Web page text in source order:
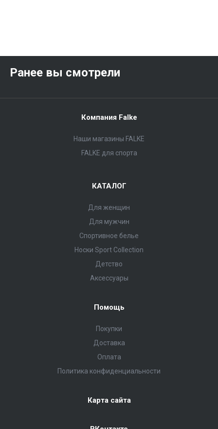
Ранее вы смотрели
Компания Falke
Наши магазины FALKE
FALKE для спорта
КАТАЛОГ
Для женщин
Для мужчин
Спортивное белье
Носки Sport Collection
Детство
Аксессуары
Помощь
Покупки
Доставка
Оплата
Политика конфиденциальности
Карта сайта